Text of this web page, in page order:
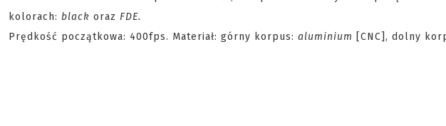
kolorach: black oraz FDE.
Prędkość początkowa: 400fps. Materiał: górny korpus: aluminium [CNC], dolny